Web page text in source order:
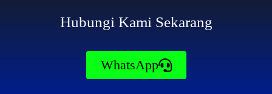
Hubungi Kami Sekarang
WhatsApp